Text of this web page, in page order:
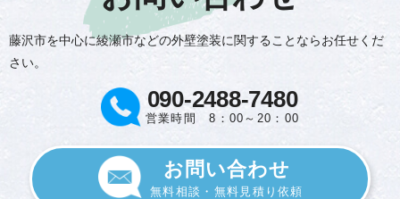
藤沢市を中心に綾瀬市などの外壁塗装に関することならお任せくだ
さい。
090-2488-7480
営業時間 8：00～20：00
お問い合わせ
無料相談・無料見積り依頼